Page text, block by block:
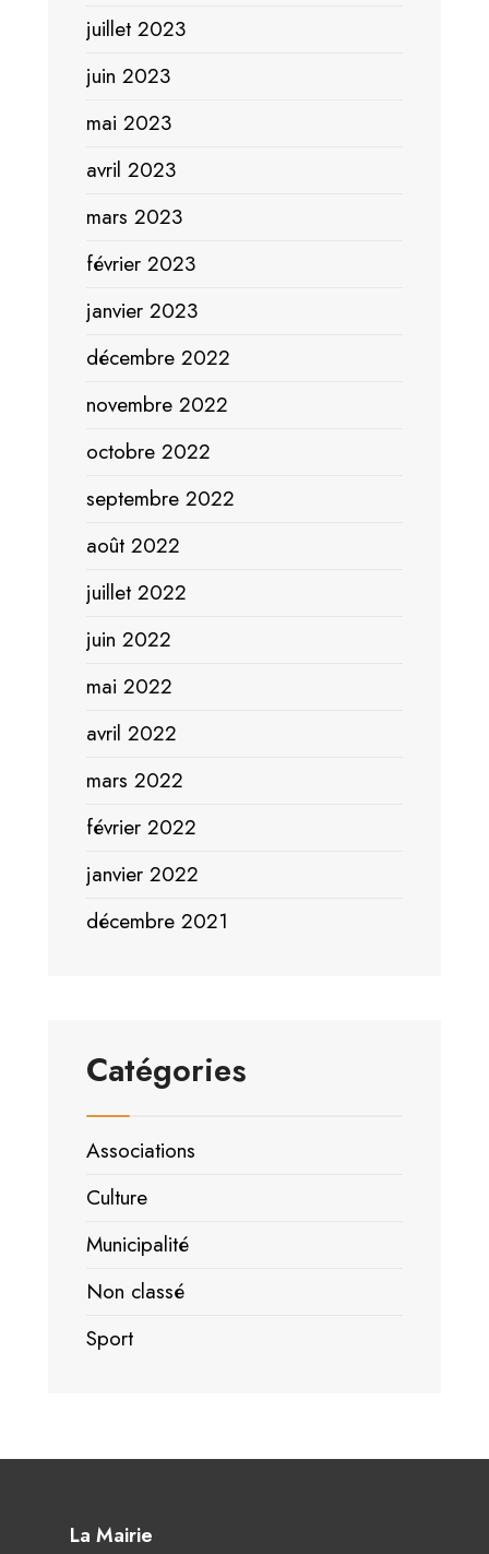
juillet 2023
juin 2023
mai 2023
avril 2023
mars 2023
février 2023
janvier 2023
décembre 2022
novembre 2022
octobre 2022
septembre 2022
août 2022
juillet 2022
juin 2022
mai 2022
avril 2022
mars 2022
février 2022
janvier 2022
décembre 2021
Catégories
Associations
Culture
Municipalité
Non classé
Sport
La Mairie